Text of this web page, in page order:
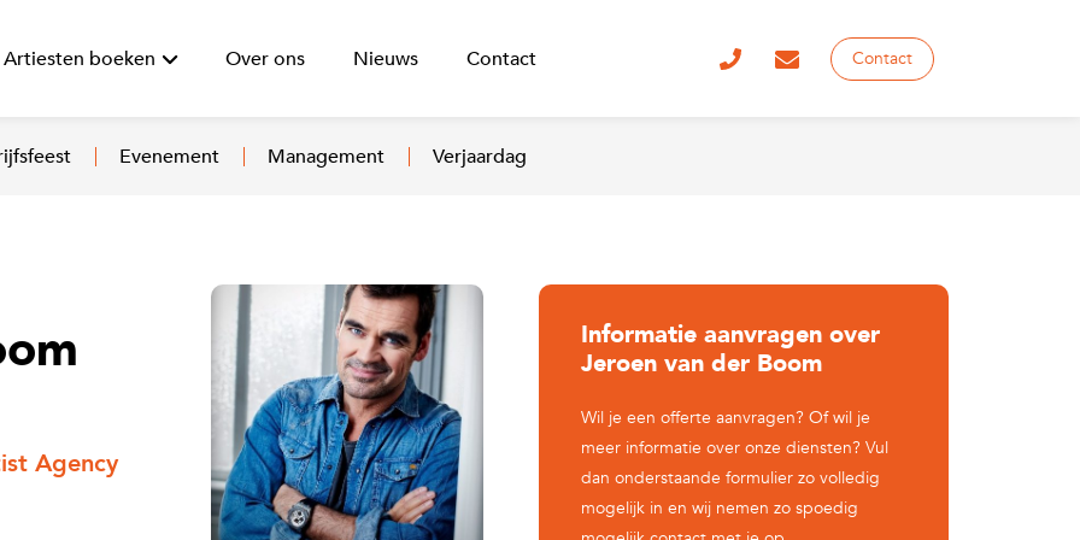
Artiesten boeken Over ons Nieuws Contact Contact
Evenement Management Verjaardag
Agency
Informatie aanvragen over
Jeroen van der Boom
Wil je een offerte aanvragen? Of wil je
meer informatie over onze diensten? Vul
dan onderstaande formulier zo volledig
mogelijk in en wij nemen zo spoedig